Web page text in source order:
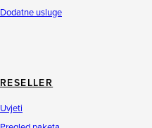
Dodatne usluge
RESELLER
Uvjeti